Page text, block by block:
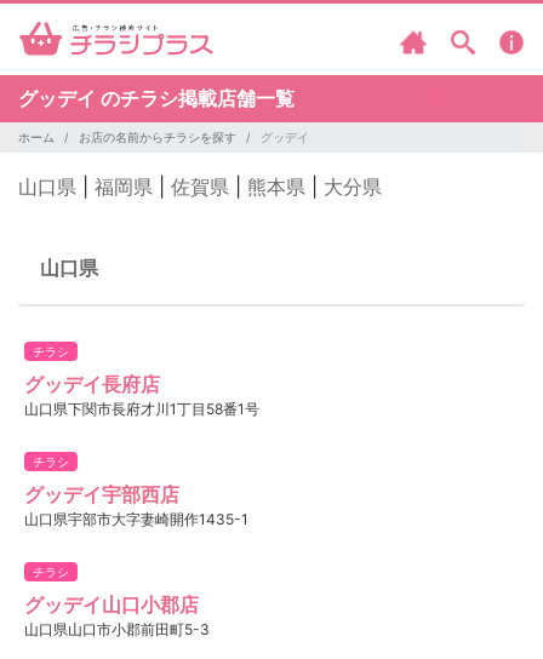
グッデイ のチラシ掲載店舗一覧
ホーム お店の名前からチラシを探す グッデイ
山口県 福岡県 佐賀県 熊本県 大分県
山口県
チラシ
グッデイ長府店
山口県下関市長府才川1丁目58番1号
チラシ
グッデイ宇部西店
山口県宇部市大字妻崎開作1435-1
チラシ
グッデイ山口小郡店
山口県山口市小郡前田町5-3